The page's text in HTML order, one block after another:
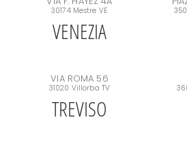
30174 Mestre VE
VENEZIA
VIA ROMA 56
31020 Villorba TV
TREVISO